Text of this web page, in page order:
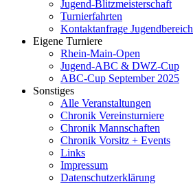
Jugend-Blitzmeisterschaft
Turnierfahrten
Kontaktanfrage Jugendbereich
Eigene Turniere
Rhein-Main-Open
Jugend-ABC & DWZ-Cup
ABC-Cup September 2025
Sonstiges
Alle Veranstaltungen
Chronik Vereinsturniere
Chronik Mannschaften
Chronik Vorsitz + Events
Links
Impressum
Datenschutzerklärung